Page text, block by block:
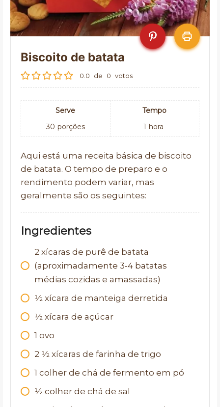
Biscoito de batata
0.0 de 0 votos
Serve
30 porções
Tempo
1 hora
Aqui está uma receita básica de biscoito
de batata. O tempo de preparo e o
rendimento podem variar, mas
geralmente são os seguintes:
Ingredientes
2 xícaras de purê de batata
(aproximadamente 3-4 batatas
médias cozidas e amassadas)
1⁄2 xícara de manteiga derretida
1⁄2 xícara de açúcar
1 ovo
2 1⁄2 xícaras de farinha de trigo
1 colher de chá de fermento em pó
1⁄2 colher de chá de sal